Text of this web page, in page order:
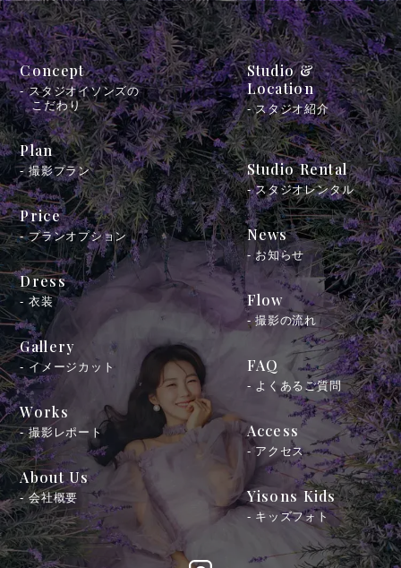
Concept
- スタジオイソンズの
こだわり
Plan
- 撮影プラン
Price
- プランオプション
Dress
- 衣装
Gallery
- イメージカット
Works
- 撮影レポート
About Us
- 会社概要
Studio &
Location
- スタジオ紹介
Studio Rental
- スタジオレンタル
News
- お知らせ
Flow
- 撮影の流れ
FAQ
- よくあるご質問
Access
- アクセス
Yisons Kids
- キッズフォト